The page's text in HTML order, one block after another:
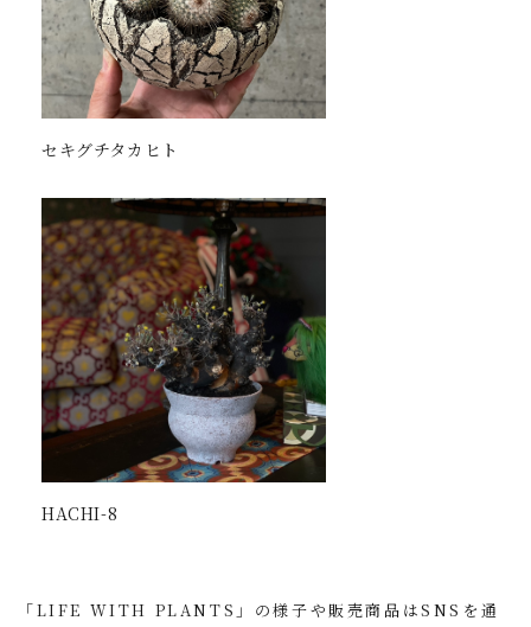
セキグチタカヒト
HACHI-8
「LIFE WITH PLANTS」の様子や販売商品はSNSを通